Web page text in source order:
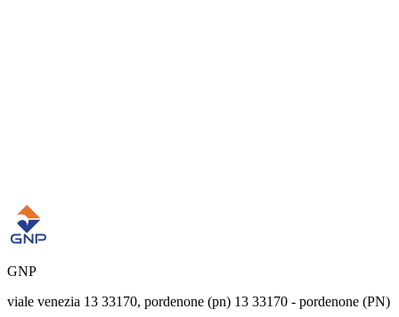
GNP
viale venezia 13 33170, pordenone (pn) 13 33170 - pordenone (PN)